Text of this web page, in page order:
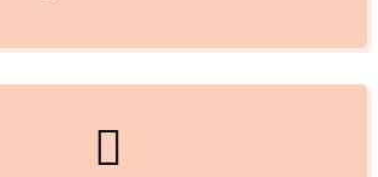
